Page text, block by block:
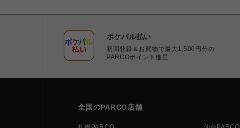
ポケパル払い
初回登録＆お買物で最大1,500円分の
PARCOポイント進呈
全国のPARCO店舗